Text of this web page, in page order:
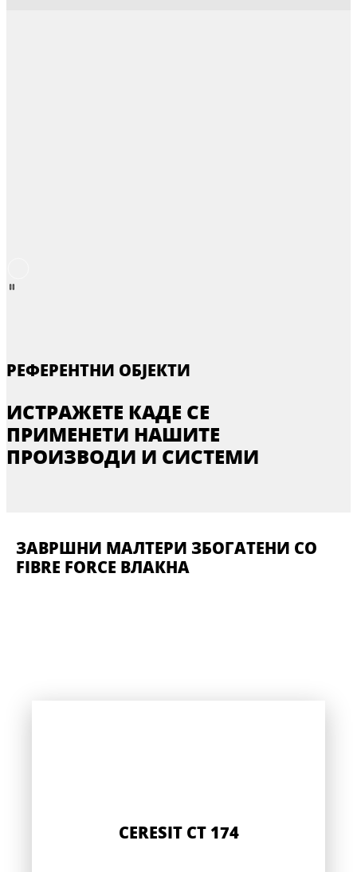
РЕФЕРЕНТНИ ОБЈЕКТИ
ИСТРАЖЕТЕ КАДЕ СЕ
ПРИМЕНЕТИ НАШИТЕ
ПРОИЗВОДИ И СИСТЕМИ
ЗАВРШНИ МАЛТЕРИ ЗБОГАТЕНИ СО
FIBRE FORCE ВЛАКНА
CERESIT CT 174